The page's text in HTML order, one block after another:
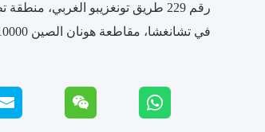
رقم 229 طريق تونغزيبو الغربي،
في تشانغشا، مقاطعة هونان الصين 410000